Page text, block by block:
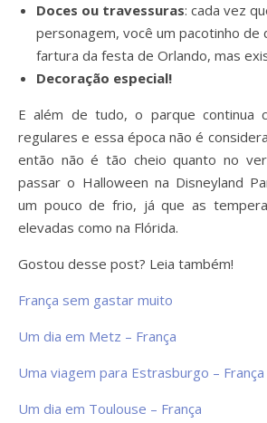
Doces ou travessuras: cada vez
personagem, você um pacotinho de
fartura da festa de Orlando, mas
Decoração especial!
E além de tudo, o parque continua
regulares e essa época não é
então não é tão cheio quanto no
passar o Halloween na Disneyland
um pouco de frio, já que as
elevadas como na Flórida.
Gostou desse post? Leia também!
França sem gastar muito
Um dia em Metz – França
Uma viagem para Estrasburgo – França
Um dia em Toulouse – França